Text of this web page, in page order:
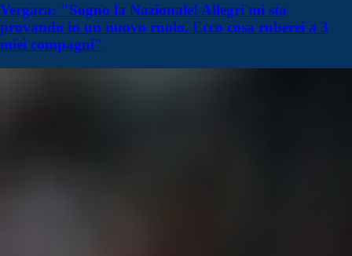
Vergara: "Sogno la Nazionale! Allegri mi sta
provando in un nuovo ruolo. Ecco cosa ruberei a 3
miei compagni"